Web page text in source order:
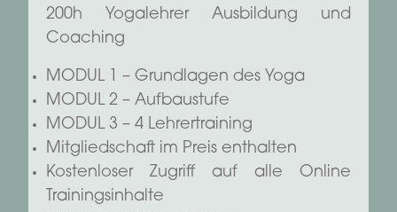
200h Yogalehrer Ausbildung und
Coaching
MODUL 1 – Grundlagen des Yoga
MODUL 2 – Aufbaustufe
MODUL 3 – 4 Lehrertraining
Mitgliedschaft im Preis enthalten
Kostenloser Zugriff auf alle Online
Trainingsinhalte